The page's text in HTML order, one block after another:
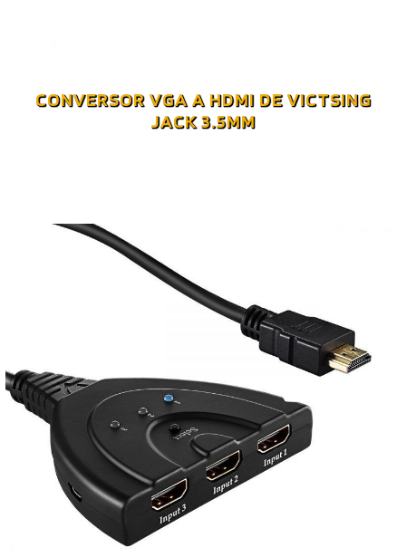
CONVERSOR VGA A HDMI DE VICTSING
JACK 3.5MM